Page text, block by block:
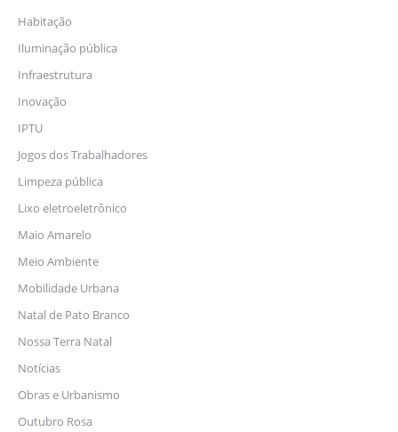
Habitação
Iluminação pública
Infraestrutura
Inovação
IPTU
Jogos dos Trabalhadores
Limpeza pública
Lixo eletroeletrônico
Maio Amarelo
Meio Ambiente
Mobilidade Urbana
Natal de Pato Branco
Nossa Terra Natal
Notícias
Obras e Urbanismo
Outubro Rosa